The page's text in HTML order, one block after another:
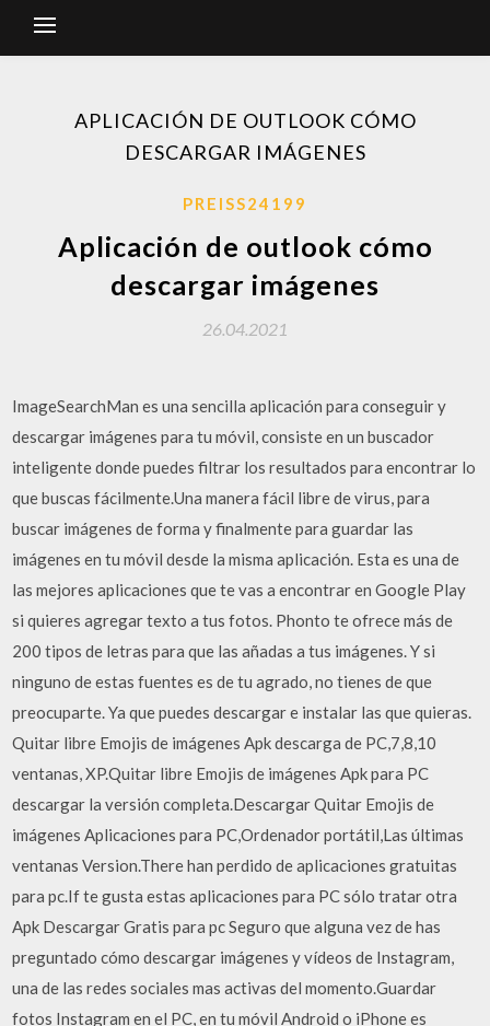
APLICACIÓN DE OUTLOOK CÓMO
DESCARGAR IMÁGENES
PREISS24199
Aplicación de outlook cómo
descargar imágenes
26.04.2021
ImageSearchMan es una sencilla aplicación para conseguir y
descargar imágenes para tu móvil, consiste en un buscador
inteligente donde puedes filtrar los resultados para encontrar lo
que buscas fácilmente.Una manera fácil libre de virus, para
buscar imágenes de forma y finalmente para guardar las
imágenes en tu móvil desde la misma aplicación. Esta es una de
las mejores aplicaciones que te vas a encontrar en Google Play
si quieres agregar texto a tus fotos. Phonto te ofrece más de
200 tipos de letras para que las añadas a tus imágenes. Y si
ninguno de estas fuentes es de tu agrado, no tienes de que
preocuparte. Ya que puedes descargar e instalar las que quieras.
Quitar libre Emojis de imágenes Apk descarga de PC,7,8,10
ventanas, XP.Quitar libre Emojis de imágenes Apk para PC
descargar la versión completa.Descargar Quitar Emojis de
imágenes Aplicaciones para PC,Ordenador portátil,Las últimas
ventanas Version.There han perdido de aplicaciones gratuitas
para pc.If te gusta estas aplicaciones para PC sólo tratar otra
Apk Descargar Gratis para pc Seguro que alguna vez de has
preguntado cómo descargar imágenes y vídeos de Instagram,
una de las redes sociales mas activas del momento.Guardar
fotos Instagram en el PC, en tu móvil Android o iPhone es